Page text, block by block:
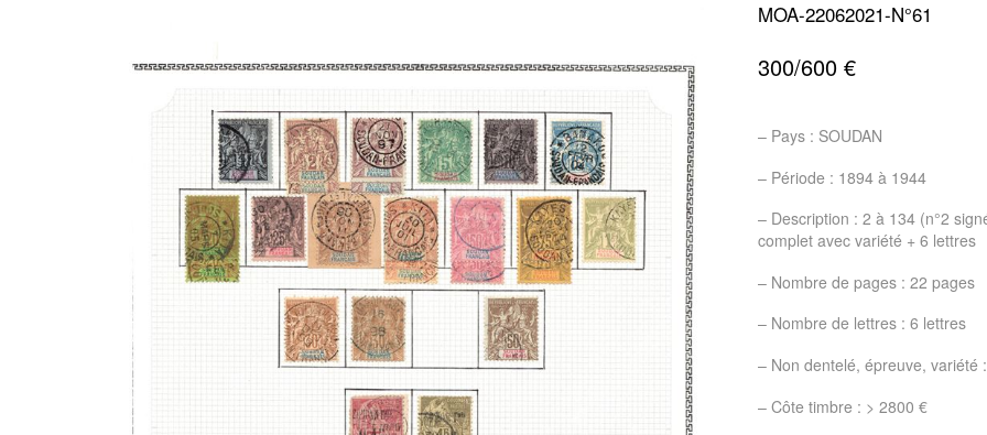
MOA-22062021-N°61
300/600 €
– Pays : SOUDAN
– Période : 1894 à 1944
– Description : 2 à 134 (n°2
complet avec variété + 6 lettres
– Nombre de pages : 22 pages
– Nombre de lettres : 6 lettres
– Non dentelé, épreuve, variété
– Côte timbre : > 2800 €